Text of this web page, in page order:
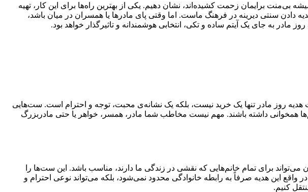
برایمان زحمت کشیده‌اند، نشان دهیم. یکی از بهترین راه‌ها برای این کار، تهیه
دادن سنتی دیرینه در فرهنگ ماست. اما وقتی پای مادرها یا همسران در میان باشد،
به جای یک آیتم ساده و تکی، انتخابی هوشمندانه و تاثیرگذار خواهد بود.
روز مادر تنها یک خرید نیست، بلکه یک نشانه‌ی محبت، توجه و احترام است. ست‌هایی
همخوانی داشته باشند. مهم نیست مخاطب شما مادر، همسر، خواهر یا حتی مادربزرگ
برای تمام خانم‌هایی که نقشی در زندگی ما دارند، مناسب باشد. این ست‌ها را
این هدیه صرفاً به رابطه خانوادگی محدود نمی‌شود، بلکه می‌تواند نوعی احترام و
کنیم.